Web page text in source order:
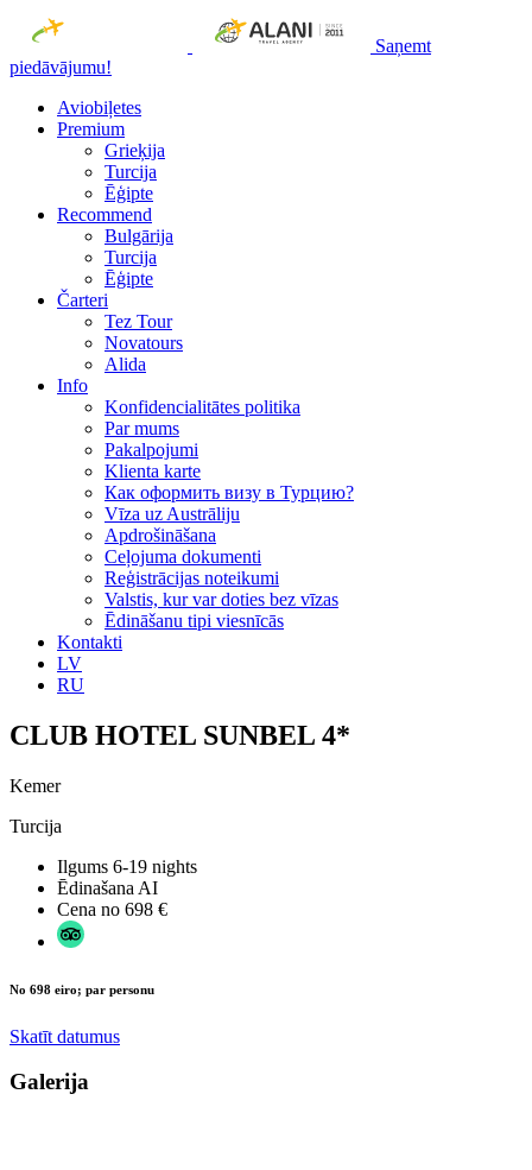
Saņemt
piedāvājumu!
Aviobiļetes
Premium
Grieķija
Turcija
Ēģipte
Recommend
Bulgārija
Turcija
Ēģipte
Čarteri
Tez Tour
Novatours
Alida
Info
Konfidencialitātes politika
Par mums
Рakalpojumi
Klienta karte
Как оформить визу в Турцию?
Vīza uz Austrāliju
Apdrošināšana
Ceļojuma dokumenti
Reģistrācijas noteikumi
Valstis, kur var doties bez vīzas
Ēdināšanu tipi viesnīcās
Kontakti
LV
RU
CLUB HOTEL SUNBEL 4*
Kemer
Turcija
Ilgums 6-19 nights
Ēdinašana AI
Cena no 698 €
No 698 eiro; par personu
Skatīt datumus
Galerija